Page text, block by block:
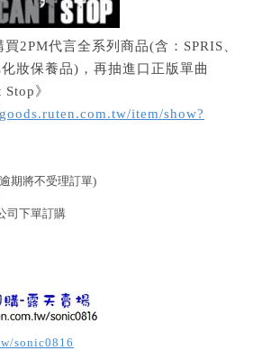
2PM代言全系列商品(含：SPRIS、
妝保養品)，再抽進口正版單曲
》
item/show?
期將不受理訂單)
司下單訂購
sonic0816